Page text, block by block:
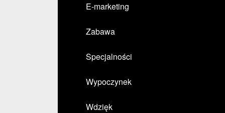
E-marketing
Zabawa
Specjalności
Wypoczynek
Wdzięk